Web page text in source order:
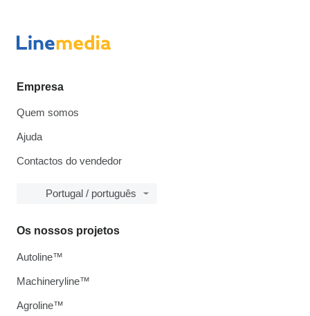
Empresa
Quem somos
Ajuda
Contactos do vendedor
Portugal / português
Os nossos projetos
Autoline™
Machineryline™
Agroline™